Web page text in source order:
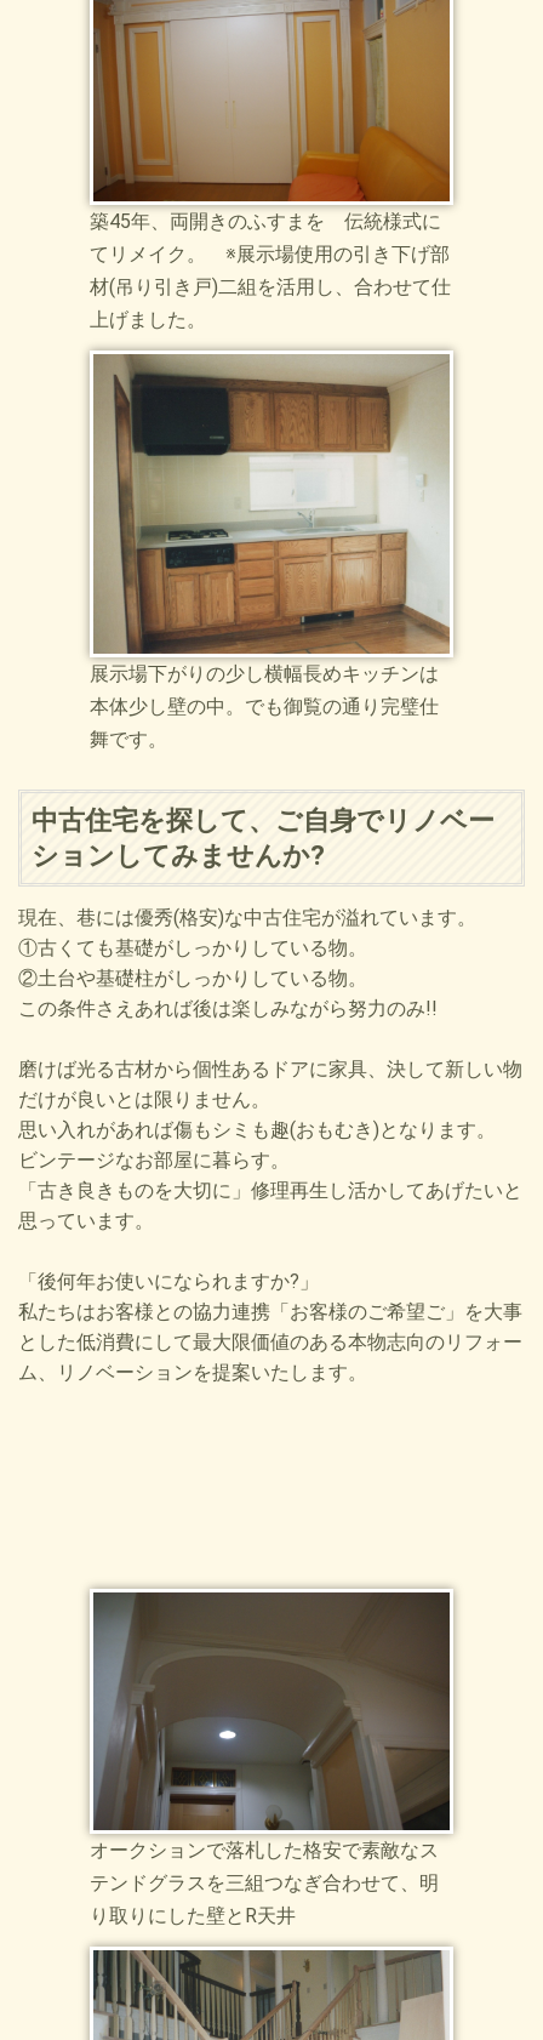
築45年、両開きのふすまを 伝統様式に
てリメイク。 ※展示場使用の引き下げ部
材(吊り引き戸)二組を活用し、合わせて仕
上げました。
展示場下がりの少し横幅長めキッチンは
本体少し壁の中。でも御覧の通り完璧仕
舞です。
中古住宅を探して、ご自身でリノベー
ションしてみませんか?
現在、巷には優秀(格安)な中古住宅が溢れています。
①古くても基礎がしっかりしている物。
②土台や基礎柱がしっかりしている物。
この条件さえあれば後は楽しみながら努力のみ!!
磨けば光る古材から個性あるドアに家具、決して新しい物
だけが良いとは限りません。
思い入れがあれば傷もシミも趣(おもむき)となります。
ビンテージなお部屋に暮らす。
「古き良きものを大切に」修理再生し活かしてあげたいと
思っています。
「後何年お使いになられますか?」
私たちはお客様との協力連携「お客様のご希望ご」を大事
とした低消費にして最大限価値のある本物志向のリフォー
ム、
リノベーションを提案いたします。
オークションで落札した格安で素敵なス
テンドグラスを三組つなぎ合わせて、明
り取りにした壁とR天井